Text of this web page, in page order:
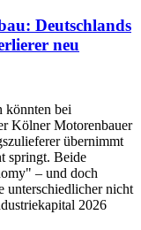
Deutschlands
neu
könnten bei
Kölner Motorenbauer
übernimmt
springt. Beide
– und doch
unterschiedlicher nicht
2026